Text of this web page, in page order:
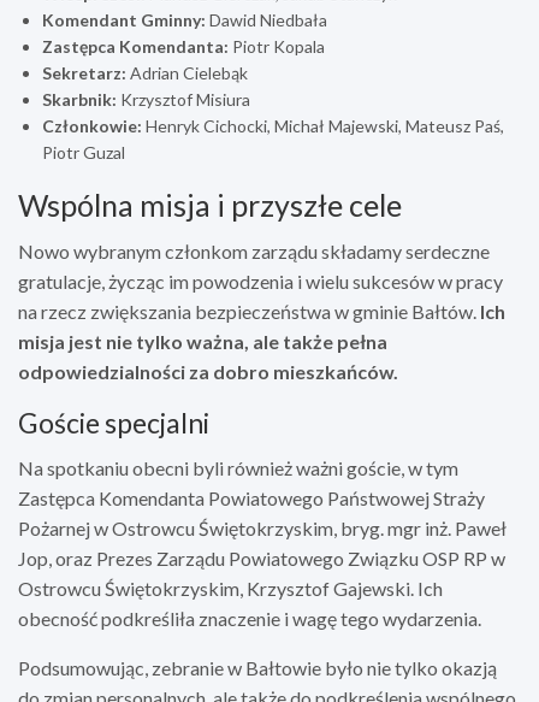
Komendant Gminny: Dawid Niedbała
Zastępca Komendanta: Piotr Kopala
Sekretarz: Adrian Cielebąk
Skarbnik: Krzysztof Misiura
Członkowie: Henryk Cichocki, Michał Majewski, Mateusz Paś,
Piotr Guzal
Wspólna misja i przyszłe cele
Nowo wybranym członkom zarządu składamy serdeczne
gratulacje, życząc im powodzenia i wielu sukcesów w pracy
na rzecz zwiększania bezpieczeństwa w gminie Bałtów. Ich
misja jest nie tylko ważna, ale także pełna
odpowiedzialności za dobro mieszkańców.
Goście specjalni
Na spotkaniu obecni byli również ważni goście, w tym
Zastępca Komendanta Powiatowego Państwowej Straży
Pożarnej w Ostrowcu Świętokrzyskim, bryg. mgr inż. Paweł
Jop, oraz Prezes Zarządu Powiatowego Związku OSP RP w
Ostrowcu Świętokrzyskim, Krzysztof Gajewski. Ich
obecność podkreśliła znaczenie i wagę tego wydarzenia.
Podsumowując, zebranie w Bałtowie było nie tylko okazją
do zmian personalnych, ale także do podkreślenia wspólnego